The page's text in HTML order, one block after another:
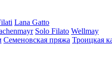
Lana Gatto
Solo Filato Wellmay
Семеновская пряжа Троицкая